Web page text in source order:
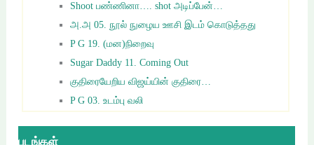
Shoot பண்ணினா…. shot அடிப்பேன்…
அ.அ 05. நூல் நுழைய ஊசி இடம் கொடுத்தது
P G 19. (மன)நிறைவு
Sugar Daddy 11. Coming Out
குதிரையேறிய விஜய்யின் குதிரை…
P G 03. உடம்பு வலி
படங்கள்